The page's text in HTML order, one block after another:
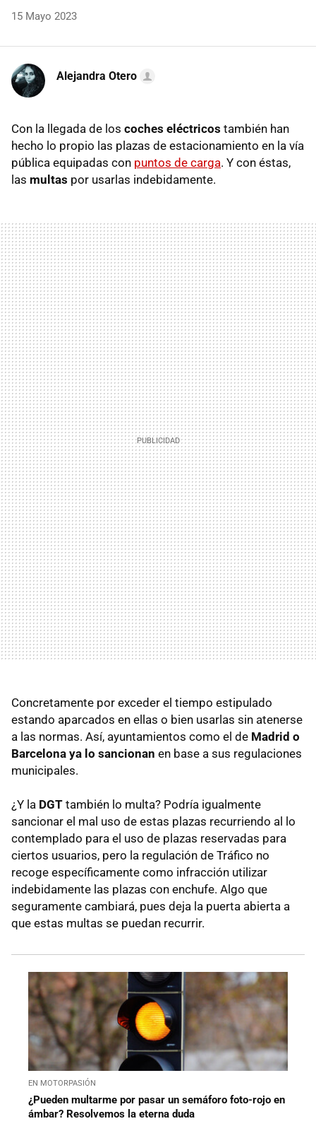
15 Mayo 2023
Alejandra Otero
Con la llegada de los coches eléctricos también han
hecho lo propio las plazas de estacionamiento en la vía
pública equipadas con puntos de carga. Y con éstas,
las multas por usarlas indebidamente.
Concretamente por exceder el tiempo estipulado
estando aparcados en ellas o bien usarlas sin atenerse
a las normas. Así, ayuntamientos como el de Madrid o
Barcelona ya lo sancionan en base a sus regulaciones
municipales.
¿Y la DGT también lo multa? Podría igualmente
sancionar el mal uso de estas plazas recurriendo al lo
contemplado para el uso de plazas reservadas para
ciertos usuarios, pero la regulación de Tráfico no
recoge específicamente como infracción utilizar
indebidamente las plazas con enchufe. Algo que
seguramente cambiará, pues deja la puerta abierta a
que estas multas se puedan recurrir.
EN MOTORPASIÓN
¿Pueden multarme por pasar un semáforo foto-rojo en
ámbar? Resolvemos la eterna duda